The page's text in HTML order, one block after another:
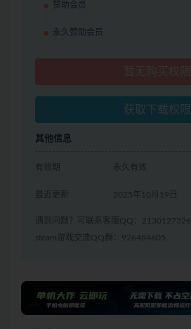
赞助会员
永久赞助会员
获取下载权限
其他信息
有效期 永久有效
最近更新 2025年10月19日
遇到问题？可联系客服QQ：2130127326
steam游戏交流QQ群：926484605